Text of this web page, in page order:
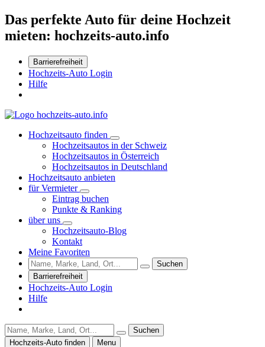
Das perfekte Auto für deine Hochzeit
mieten: hochzeits-auto.info
Barrierefreiheit
Hochzeits-Auto Login
Hilfe
Hochzeitsauto finden
Hochzeitsautos in der Schweiz
Hochzeitsautos in Österreich
Hochzeitsautos in Deutschland
Hochzeitsauto anbieten
für Vermieter
Eintrag buchen
Punkte & Ranking
über uns
Hochzeitsauto-Blog
Kontakt
Meine Favoriten
Suchen
Barrierefreiheit
Hochzeits-Auto Login
Hilfe
Suchen
Hochzeits-Auto finden
Menu